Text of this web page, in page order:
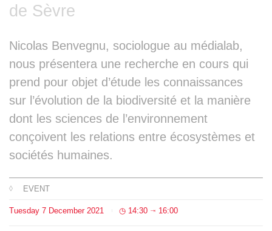
The médialab
FR|EN
de Sèvre
Nicolas Benvegnu, sociologue au médialab,
nous présentera une recherche en cours qui
prend pour objet d’étude les connaissances
sur l’évolution de la biodiversité et la manière
dont les sciences de l’environnement
conçoivent les relations entre écosystèmes et
sociétés humaines.
EVENT
Tuesday 7 December 2021 14:30 ⇥ 16:00